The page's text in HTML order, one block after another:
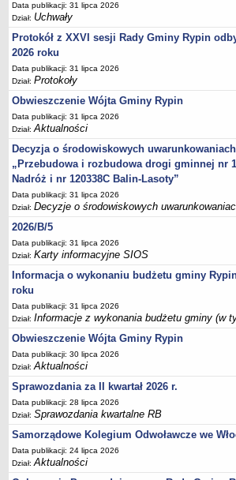
Rada gminy
Wójt
Urząd gminy
Jednostki organizacyjne, GOPS, Instytucja
Jednostki pomocnicze - sołectwa
Plan pracy komisji rewizyjnej
Sesje Rady Gminy Rypin
PRAWO LOKALNE
Statut
Uchwały
Projekty uchwał
Protokoły
Imienne wykazy głosowań radnych
Postać dokumentów
Akty Prawne, Dzienniki Ustaw, Monitory
Prawo miejscowe
Zarządzenia
Studium uwarunkowań i kierunków
przestrzennego
Dane przestrzenne - MPZP
Stałe obwody głosowania, numery, granice
obwodowych komisji wyborczych, opis
Plan ogólny gminy Rypin
Data publikacji: 31 lipca 2026
Dział: Uchwały
Protokół z XXVI sesji Rady Gminy Rypin
2026 roku
Data publikacji: 31 lipca 2026
Dział:Protokoły
Obwieszczenie Wójta Gminy Rypin
Data publikacji: 31 lipca 2026
Dział:Aktualności
Decyzja o środowiskowych
„Przebudowa i rozbudowa drogi gminnej nr
Nadróż i nr 120338C Balin-Lasoty”
Data publikacji: 31 lipca 2026
Dział:Decyzje o środowiskowych
2026/B/5
Data publikacji: 31 lipca 2026
Dział:Karty informacyjne SIOS
Informacja o wykonaniu budżetu gminy
roku
Data publikacji: 31 lipca 2026
Dział:Informacje z wykonania budżetu gminy (w
Obwieszczenie Wójta Gminy Rypin
Data publikacji: 30 lipca 2026
Dział:Aktualności
Sprawozdania za II kwartał 2026 r.
Data publikacji: 28 lipca 2026
Dział:Sprawozdania kwartalne RB
Samorządowe Kolegium Odwoławcze we
Data publikacji: 24 lipca 2026
Dział:Aktualności